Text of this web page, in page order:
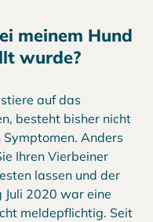
meinem Hund
wurde?
auf das
besteht bisher nicht
Anders
Ihren Vierbeiner
lassen und der
2020 war eine
meldepflichtig. Seit